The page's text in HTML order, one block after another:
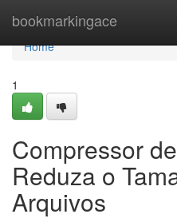
bookmarkingace
Home
Home
1
Compressor
Reduza o
Arquivos